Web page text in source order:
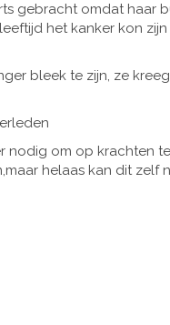
gebracht omdat haar
het kanker kon
bleek te zijn, ze kreeg
nodig om op krachten
helaas kan dit zelf